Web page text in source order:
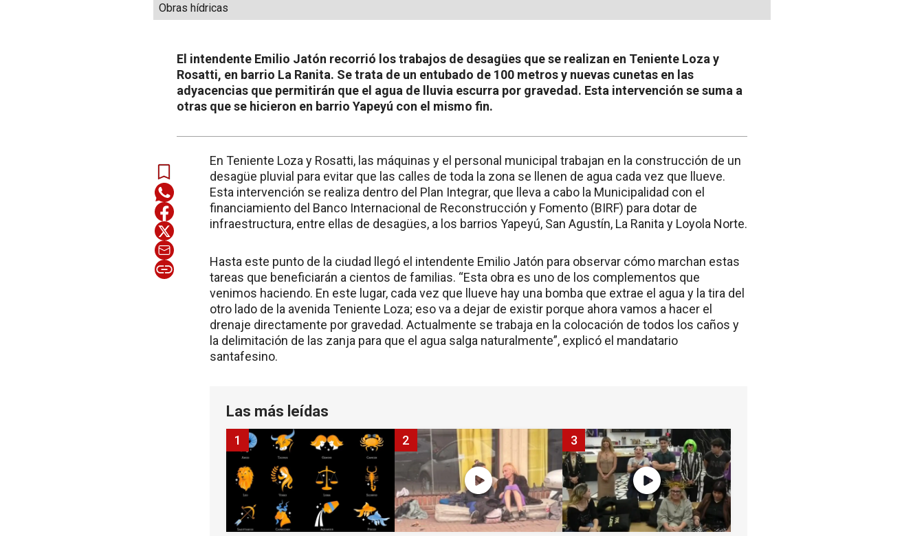
Obras hídricas
El intendente Emilio Jatón recorrió los trabajos de desagües que se realizan en Teniente Loza y
Rosatti, en barrio La Ranita. Se trata de un entubado de 100 metros y nuevas cunetas en las
adyacencias que permitirán que el agua de lluvia escurra por gravedad. Esta intervención se suma a
otras que se hicieron en barrio Yapeyú con el mismo fin.
En Teniente Loza y Rosatti, las máquinas y el personal municipal trabajan en la construcción de un
desagüe pluvial para evitar que las calles de toda la zona se llenen de agua cada vez que llueve.
Esta intervención se realiza dentro del Plan Integrar, que lleva a cabo la Municipalidad con el
financiamiento del Banco Internacional de Reconstrucción y Fomento (BIRF) para dotar de
infraestructura, entre ellas de desagües, a los barrios Yapeyú, San Agustín, La Ranita y Loyola Norte.
Hasta este punto de la ciudad llegó el intendente Emilio Jatón para observar cómo marchan estas
tareas que beneficiarán a cientos de familias. “Esta obra es uno de los complementos que
venimos haciendo. En este lugar, cada vez que llueve hay una bomba que extrae el agua y la tira del
otro lado de la avenida Teniente Loza; eso va a dejar de existir porque ahora vamos a hacer el
drenaje directamente por gravedad. Actualmente se trabaja en la colocación de todos los caños y
la delimitación de las zanja para que el agua salga naturalmente”, explicó el mandatario
santafesino.
Las más leídas
1 2 3